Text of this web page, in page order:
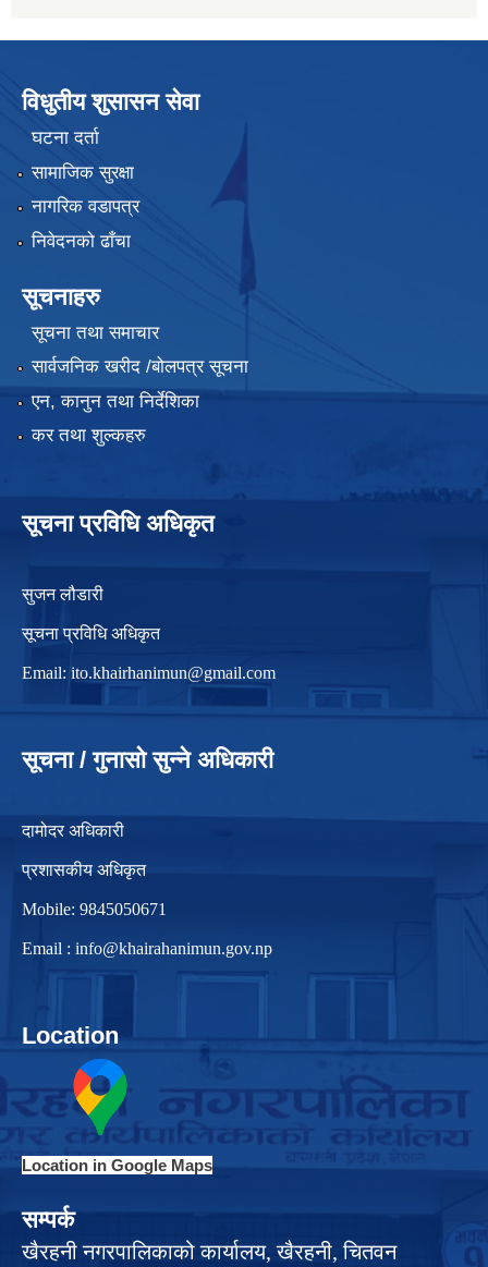
विधुतीय शुसासन सेवा
घटना दर्ता
सामाजिक सुरक्षा
नागरिक वडापत्र
निवेदनको ढाँचा
सूचनाहरु
सूचना तथा समाचार
सार्वजनिक खरीद /बोलपत्र सूचना
एन, कानुन तथा निर्देशिका
कर तथा शुल्कहरु
सूचना प्रविधि अधिकृत
सुजन लौडारी
सूचना प्रविधि अधिकृत
Email: ito.khairhanimun@gmail.com
सूचना / गुनासो सुन्ने अधिकारी
दामोदर अधिकारी
प्रशासकीय अधिकृत
Mobile: 9845050671
Email : info@khairahanimun.gov.np
Location
Location in Google Maps
सम्पर्क
खैरहनी नगरपालिकाको कार्यालय, खैरहनी, चितवन